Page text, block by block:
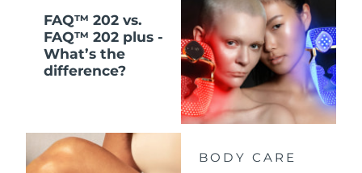
FAQ™ 202 vs.
FAQ™ 202 plus -
What’s the
difference?
BODY CARE